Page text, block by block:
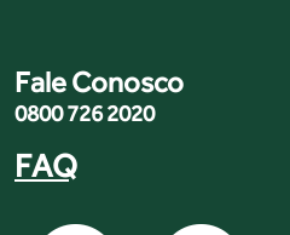
Fale Conosco
0800 726 2020
FAQ